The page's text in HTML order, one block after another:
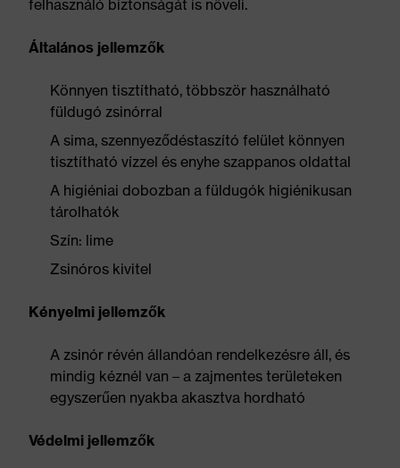
felhasználó biztonságát is növeli.
Általános jellemzők
Könnyen tisztítható, többször használható
füldugó zsinórral
A sima, szennyeződéstaszító felület könnyen
tisztítható vízzel és enyhe szappanos oldattal
A higiéniai dobozban a füldugók higiénikusan
tárolhatók
Szín: lime
Zsinóros kivitel
Kényelmi jellemzők
A zsinór révén állandóan rendelkezésre áll, és
mindig kéznél van – a zajmentes területeken
egyszerűen nyakba akasztva hordható
Védelmi jellemzők